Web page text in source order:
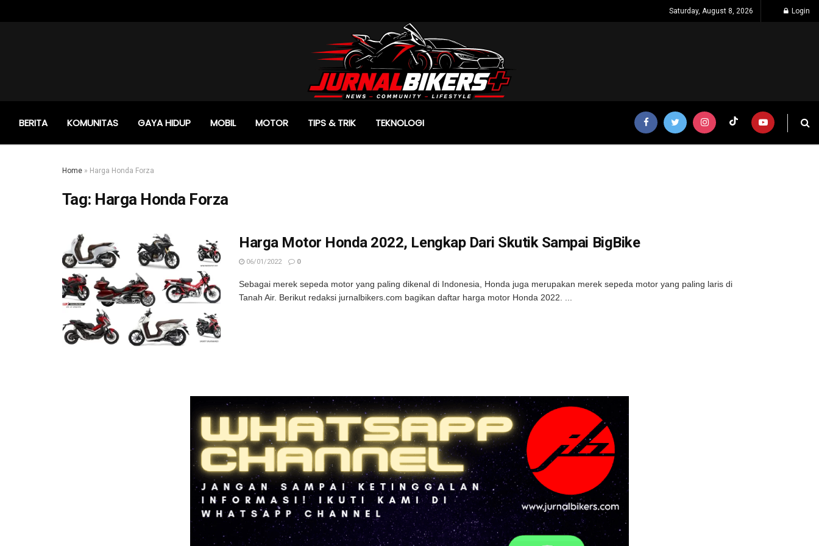
Saturday, August 8, 2026 Login
BERITA KOMUNITAS GAYA HIDUP MOBIL MOTOR TIPS & TRIK TEKNOLOGI
Home » Harga Honda Forza
Tag: Harga Honda Forza
Harga Motor Honda 2022, Lengkap Dari Skutik Sampai BigBike
06/01/2022 0
Sebagai merek sepeda motor yang paling dikenal di Indonesia, Honda juga merupakan merek sepeda motor yang paling laris di
Tanah Air. Berikut redaksi jurnalbikers.com bagikan daftar harga motor Honda 2022. ...